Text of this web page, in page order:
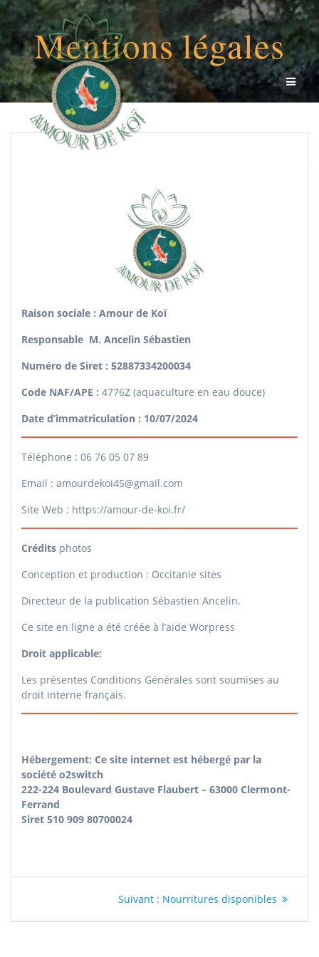
Passer
au
contenu
Mentions légales
Raison sociale : Amour de Koï
Responsable M. Ancelin Sébastien
Numéro de Siret : 52887334200034
Code NAF/APE : 4776Z (aquaculture en eau douce)
Date d’immatriculation : 10/07/2024
Téléphone : 06 76 05 07 89
Email : amourdekoi45@gmail.com
Site Web : https://amour-de-koi.fr/
Crédits photos
Conception et production : Occitanie sites
Directeur de la publication Sébastien Ancelin.
Ce site en ligne a été créée à l’aide Worpress
Droit applicable:
Les présentes Conditions Générales sont soumises au
droit interne français.
Hébergement: Ce site internet est hébergé par la
société o2switch
222-224 Boulevard Gustave Flaubert – 63000 Clermont-
Ferrand
Siret 510 909 80700024
Navigation
de
Suivant : Article
Nourritures disponibles